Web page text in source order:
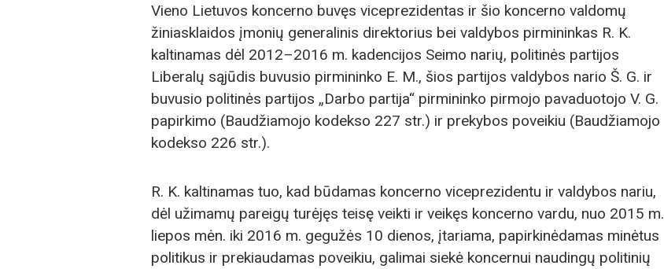
Vieno Lietuvos koncerno buvęs viceprezidentas ir šio koncerno valdomų
žiniasklaidos įmonių generalinis direktorius bei valdybos pirmininkas R. K.
kaltinamas dėl 2012–2016 m. kadencijos Seimo narių, politinės partijos
Liberalų sąjūdis buvusio pirmininko E. M., šios partijos valdybos nario Š. G. ir
buvusio politinės partijos „Darbo partija“ pirmininko pirmojo pavaduotojo V. G.
papirkimo (Baudžiamojo kodekso 227 str.) ir prekybos poveikiu (Baudžiamojo
kodekso 226 str.).
R. K. kaltinamas tuo, kad būdamas koncerno viceprezidentu ir valdybos nariu,
dėl užimamų pareigų turėjęs teisę veikti ir veikęs koncerno vardu, nuo 2015 m.
liepos mėn. iki 2016 m. gegužės 10 dienos, įtariama, papirkinėdamas minėtus
politikus ir prekiaudamas poveikiu, galimai siekė koncernui naudingų politinių